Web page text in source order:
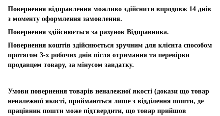
Повернення відправлення можливо здійснити впродовж 14 днів
з моменту оформлення замовлення.
Повернення здійснюється за рахунок Відправника.
Повернення коштів здійснюється зручним для клієнта способом
протягом 3-х робочих днів після отримання та перевірки
продавцем товару, за мінусом завдатку.
Умови повернення товарів неналежної якості (докази що товар
неналежної якості, приймаються лише з відділення пошти, де
працівник пошти може підтвердити, що товар прийшов